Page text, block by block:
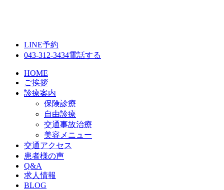
LINE予約
043-312-3434電話する
HOME
ご挨拶
診療案内
保険診療
自由診療
交通事故治療
美容メニュー
交通アクセス
患者様の声
Q&A
求人情報
BLOG